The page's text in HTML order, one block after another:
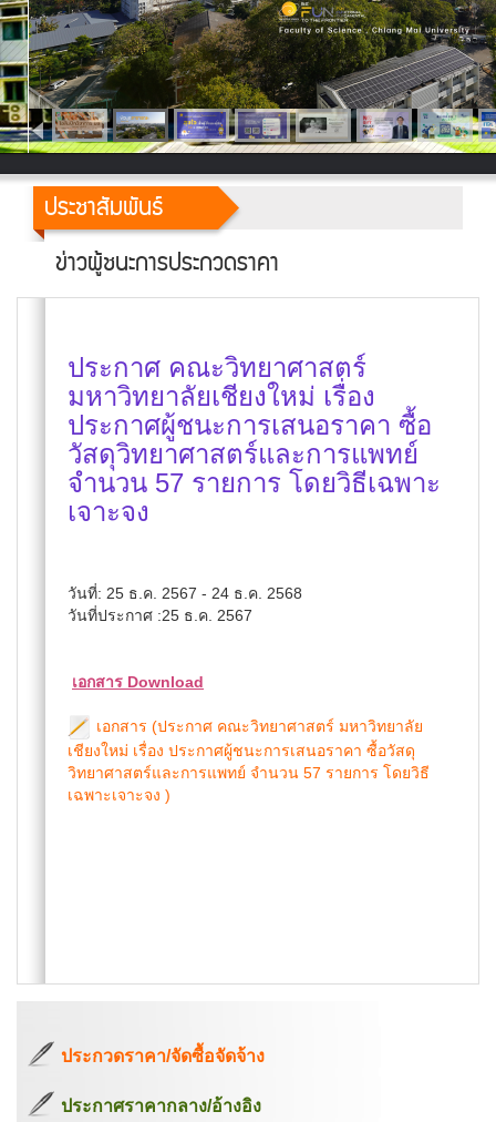
ประชาสัมพันธ์
ข่าวผู้ชนะการประกวดราคา
ประกาศ คณะวิทยาศาสตร์
มหาวิทยาลัยเชียงใหม่ เรื่อง
ประกาศผู้ชนะการเสนอราคา ซื้อ
วัสดุวิทยาศาสตร์และการแพทย์
จำนวน 57 รายการ โดยวิธีเฉพาะ
เจาะจง
วันที่: 25 ธ.ค. 2567 - 24 ธ.ค. 2568
วันที่ประกาศ :25 ธ.ค. 2567
เอกสาร Download
เอกสาร (ประกาศ คณะวิทยาศาสตร์ มหาวิทยาลัย
เชียงใหม่ เรื่อง ประกาศผู้ชนะการเสนอราคา ซื้อวัสดุ
วิทยาศาสตร์และการแพทย์ จำนวน 57 รายการ โดยวิธี
เฉพาะเจาะจง )
ประกวดราคา/จัดซื้อจัดจ้าง
ประกาศราคากลาง/อ้างอิง